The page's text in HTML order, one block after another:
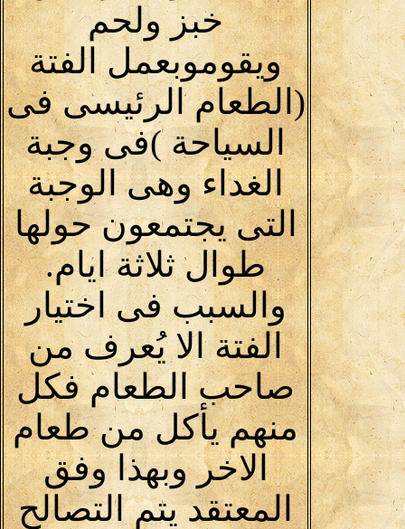
خبز ولحم
ويقوموبعمل الفتة
(الطعام الرئيسى فى
السياحة )فى وجبة
الغداء وهى الوجبة
التى يجتمعون حولها
طوال ثلاثة ايام.
والسبب فى اختيار
الفتة الا يُعرف من
صاحب الطعام فكل
منهم يأكل من طعام
الاخر وبهذا وفق
المعتقد يتم التصالح